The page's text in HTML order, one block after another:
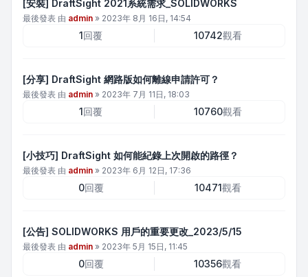
[安裝] DraftSight 2021系統需求_SOLIDWORKS
最後發表 由 admin » 2023年 8月 16日, 14:54
1回覆 10742觀看
[分享] DraftSight 網路版如何離線申請許可？
最後發表 由 admin » 2023年 7月 11日, 18:03
1回覆 10760觀看
[小技巧] DraftSight 如何能紀錄上次開啟的路徑？
最後發表 由 admin » 2023年 6月 12日, 17:36
0回覆 10471觀看
[公告] SOLIDWORKS 用戶的重要更改_2023/5/15
最後發表 由 admin » 2023年 5月 15日, 11:45
0回覆 10356觀看